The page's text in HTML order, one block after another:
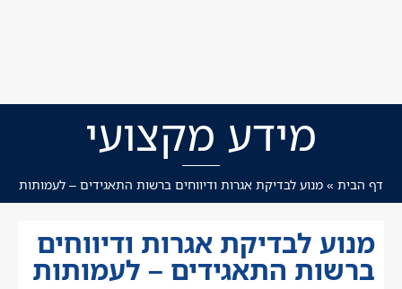
מידע מקצועי
דף הבית » מנוע לבדיקת אגרות ודיווחים ברשות התאגידים – לעמותות
מנוע לבדיקת אגרות ודיווחים
ברשות התאגידים – לעמותות